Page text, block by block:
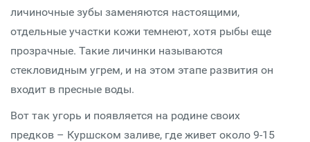
личиночные зубы заменяются настоящими,
отдельные участки кожи темнеют, хотя рыбы еще
прозрачные. Такие личинки называются
стекловидным угрем, и на этом этапе развития он
входит в пресные воды.
Вот так угорь и появляется на родине своих
предков – Куршском заливе, где живет около 9-15